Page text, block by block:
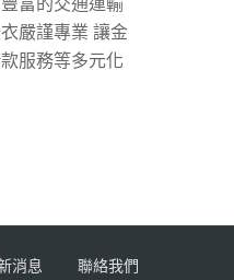
嚴謹專業 讓金
服務等多元化
消息 聯絡我們